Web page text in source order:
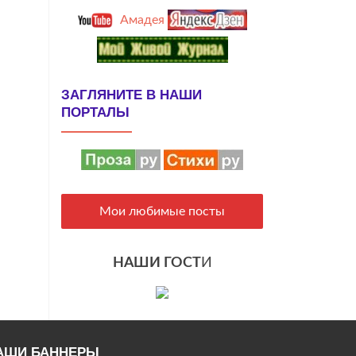
Амадея
ЗАГЛЯНИТЕ В НАШИ
ПОРТАЛЫ
Мои любимые посты
НАШИ ГОСТИ
БАННЕРЫ